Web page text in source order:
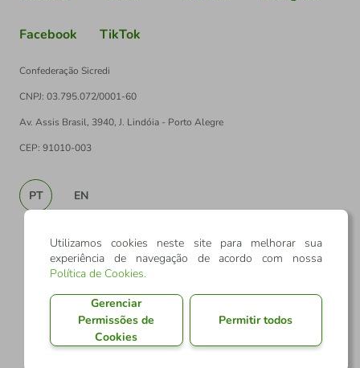
Facebook TikTok
Confederação Sicredi
CNPJ: 03.795.072/0001-60
Av. Assis Brasil, 3940, J. Lindóia - Porto Alegre
CEP: 91010-003
PT EN
Utilizamos cookies neste site para melhorar sua
experiência de navegação de acordo com nossa
Política de Cookies.
Gerenciar
Permissões de
Cookies
Permitir todos